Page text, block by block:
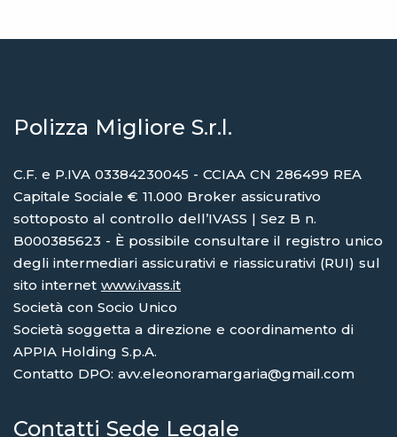
Polizza Migliore S.r.l.
C.F. e P.IVA 03384230045 - CCIAA CN 286499 REA
Capitale Sociale € 11.000 Broker assicurativo
sottoposto al controllo dell’IVASS | Sez B n.
B000385623 - È possibile consultare il registro unico
degli intermediari assicurativi e riassicurativi (RUI) sul
sito internet www.ivass.it
Società con Socio Unico
Società soggetta a direzione e coordinamento di
APPIA Holding S.p.A.
Contatto DPO: avv.eleonoramargaria@gmail.com
Contatti Sede Legale